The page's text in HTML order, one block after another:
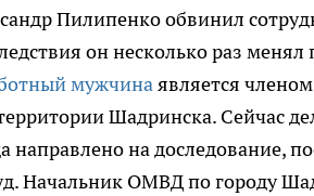
Пилипенко обвинил
он несколько раз
мужчинаявляется
Шадринска. Сейчас
направлено на доследование,
Начальник ОМВД по городу